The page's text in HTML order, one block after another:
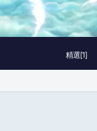
精選[1]